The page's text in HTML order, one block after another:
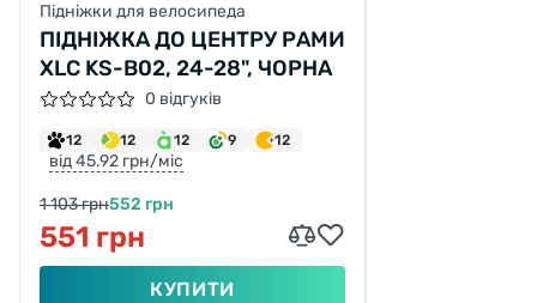
Підніжки для велосипеда
ПІДНІЖКА ДО ЦЕНТРУ РАМИ
XLC KS-B02, 24-28", ЧОРНА
0 відгуків
12 12 12 9 12
від 45.92 грн/міс
1 103 грн552 грн
551 грн
КУПИТИ